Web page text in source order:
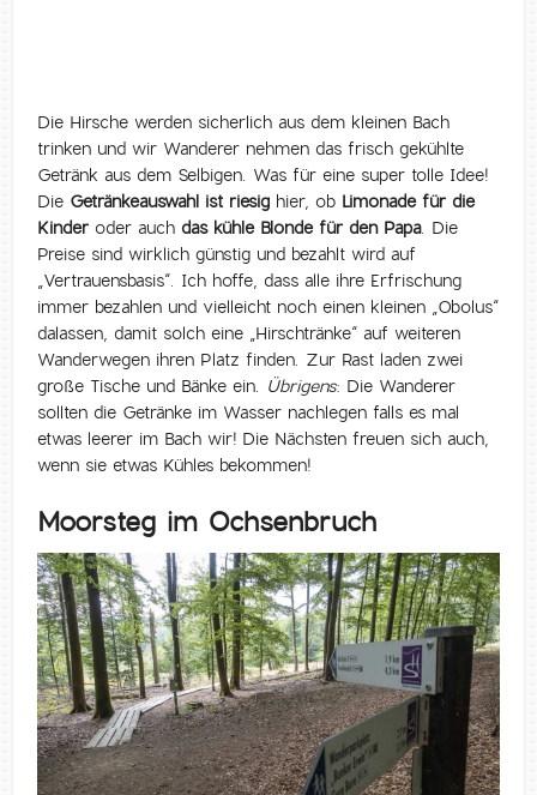
Die Hirsche werden sicherlich aus dem kleinen Bach
trinken und wir Wanderer nehmen das frisch gekühlte
Getränk aus dem Selbigen. Was für eine super tolle Idee!
Die Getränkeauswahl ist riesig hier, ob Limonade für die
Kinder oder auchdas kühle Blonde für den Papa. Die
Preise sind wirklich günstig und bezahlt wird auf
„Vertrauensbasis“. Ich hoffe, dass alle ihre Erfrischung
immer bezahlen und vielleicht noch einen kleinen „Obolus“
dalassen, damit solch eine „Hirschtränke“ auf weiteren
Wanderwegen ihren Platz finden. Zur Rast laden zwei
große Tische und Bänke ein. Übrigens: Die Wanderer
sollten die Getränke im Wasser nachlegen falls es mal
etwas leerer im Bach wir! Die Nächsten freuen sich auch,
wenn sie etwas Kühles bekommen!
Moorsteg im Ochsenbruch